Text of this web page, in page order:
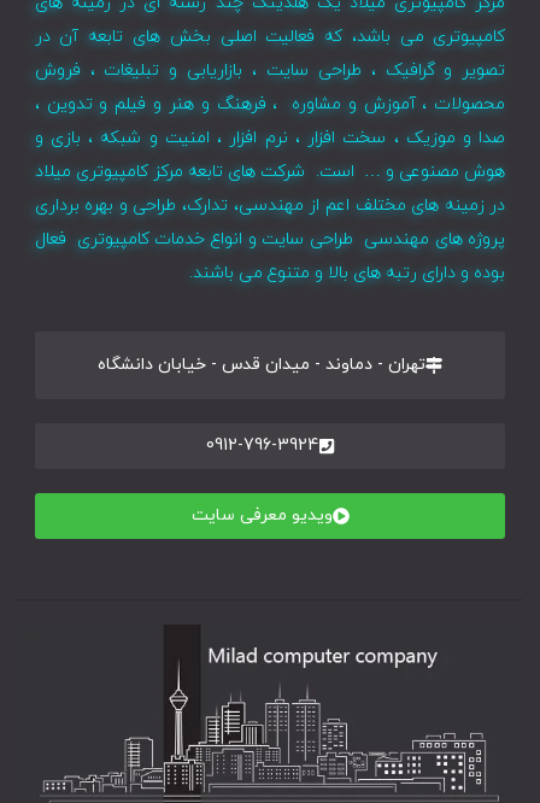
کامپیوتری می باشد، که فعالیت اصلی بخش های تابعه آن در
تصویر و گرافیک ، طراحی سایت ، بازاریابی و تبلیغات ، فروش
محصولات ، آموزش و مشاوره ، فرهنگ و هنر و فیلم و تدوین ،
صدا و موزیک ، سخت افزار ، نرم افزار ، امنیت و شبکه ، بازی و
هوش مصنوعی و … است. شرکت های تابعه مرکز کامپیوتری میلاد
در زمینه های مختلف اعم از مهندسی، تدارک، طراحی و بهره برداری
پروژه های مهندسی طراحی سایت و انواع خدمات کامپیوتری فعال
بوده و دارای رتبه های بالا و متنوع می باشند.
تهران - دماوند - میدان قدس - خیابان دانشگاه
0912-796-3924
ویدیو معرفی سایت